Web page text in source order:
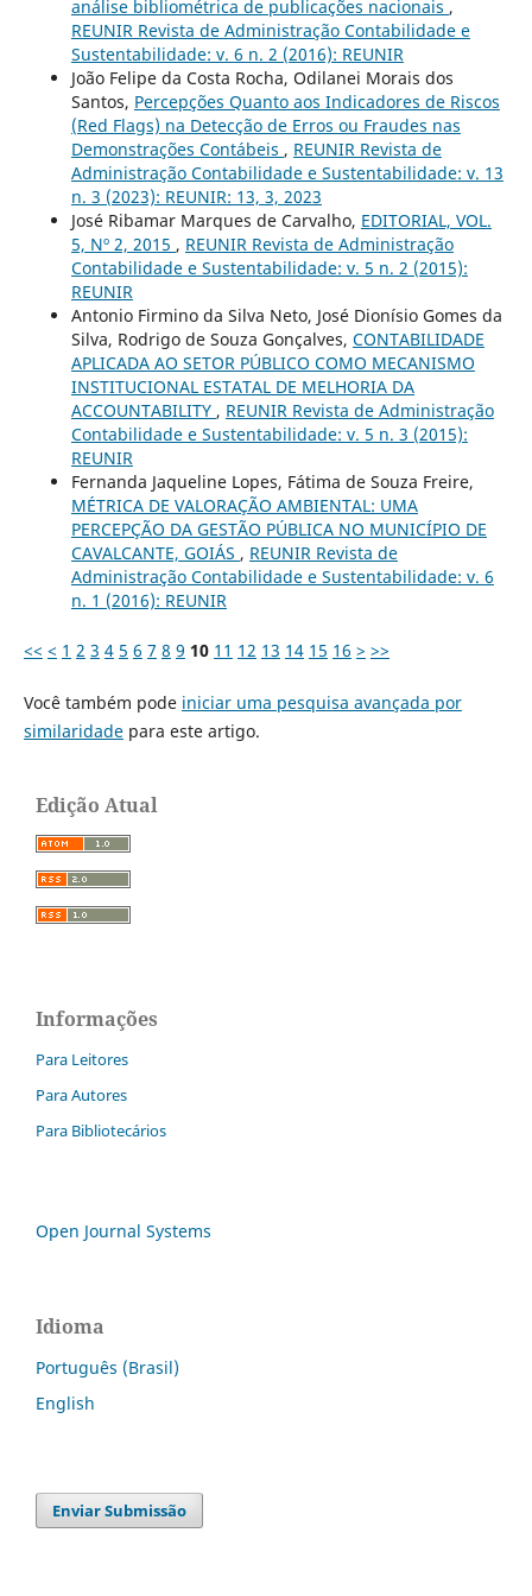
análise bibliométrica de publicações nacionais ,
REUNIR Revista de Administração Contabilidade e
Sustentabilidade: v. 6 n. 2 (2016): REUNIR
João Felipe da Costa Rocha, Odilanei Morais dos
Santos, Percepções Quanto aos Indicadores de Riscos
(Red Flags) na Detecção de Erros ou Fraudes nas
Demonstrações Contábeis , REUNIR Revista de
Administração Contabilidade e Sustentabilidade: v. 13
n. 3 (2023): REUNIR: 13, 3, 2023
José Ribamar Marques de Carvalho, EDITORIAL, VOL.
5, Nº 2, 2015 , REUNIR Revista de Administração
Contabilidade e Sustentabilidade: v. 5 n. 2 (2015):
REUNIR
Antonio Firmino da Silva Neto, José Dionísio Gomes da
Silva, Rodrigo de Souza Gonçalves, CONTABILIDADE
APLICADA AO SETOR PÚBLICO COMO MECANISMO
INSTITUCIONAL ESTATAL DE MELHORIA DA
ACCOUNTABILITY , REUNIR Revista de Administração
Contabilidade e Sustentabilidade: v. 5 n. 3 (2015):
REUNIR
Fernanda Jaqueline Lopes, Fátima de Souza Freire,
MÉTRICA DE VALORAÇÃO AMBIENTAL: UMA
PERCEPÇÃO DA GESTÃO PÚBLICA NO MUNICÍPIO DE
CAVALCANTE, GOIÁS , REUNIR Revista de
Administração Contabilidade e Sustentabilidade: v. 6
n. 1 (2016): REUNIR
<< < 1 2 3 4 5 6 7 8 9 10 11 12 13 14 15 16 > >>
Você também pode iniciar uma pesquisa avançada por
similaridadepara este artigo.
Edição Atual
Informações
Para Leitores
Para Autores
Para Bibliotecários
Open Journal Systems
Idioma
Português (Brasil)
English
Enviar Submissão